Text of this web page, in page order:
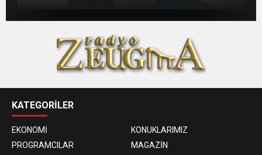
KATEGORİLER
EKONOMİ
KONUKLARIMIZ
PROGRAMCILAR
MAGAZİN